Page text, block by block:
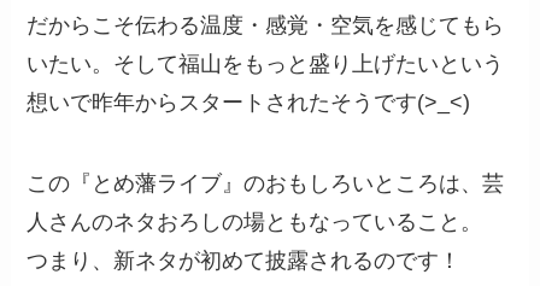
だからこそ伝わる温度・感覚・空気を感じてもら
いたい。そして福山をもっと盛り上げたいという
想いで昨年からスタートされたそうです(>_<)
この『とめ藩ライブ』のおもしろいところは、芸
人さんのネタおろしの場ともなっていること。
つまり、新ネタが初めて披露されるのです！